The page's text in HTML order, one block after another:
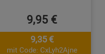
9,95 €
9,35 €
mit Code: CxLyh2Ajne